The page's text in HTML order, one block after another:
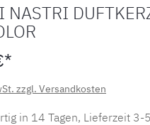
NASTRI
zzgl. Versandkosten
in 14 Tagen, Lieferzeit 3-